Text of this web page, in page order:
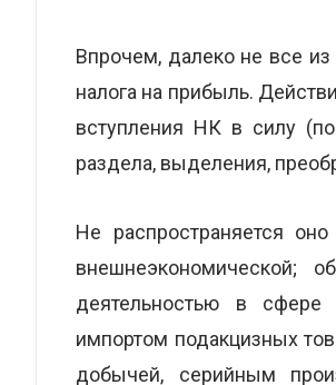
Впрочем, далеко не все
налога на прибыль.
вступления НК в силу
раздела, выделения,
Не распространяется
внешнеэкономической;
деятельностью в сфере
импортом подакцизных
добычей, серийным